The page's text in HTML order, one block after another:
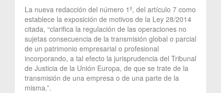
La nueva redacción del número 1º, del artículo 7 como
establece la exposición de motivos de la Ley 28/2014
citada, “clarifica la regulación de las operaciones no
sujetas consecuencia de la transmisión global o parcial
de un patrimonio empresarial o profesional
incorporando, a tal efecto la jurisprudencia del Tribunal
de Justicia de la Unión Europa, de que se trate de la
transmisión de una empresa o de una parte de la
misma.”.